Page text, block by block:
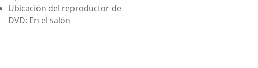
Ubicación del reproductor de
DVD: En el salón